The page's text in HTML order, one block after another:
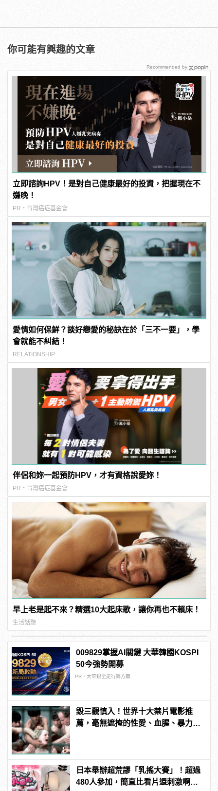
你可能有興趣的文章
立即諮詢HPV！是對自己健康最好的投資，把握現在不
嫌晚！
PR・台灣癌症基金會
愛情如何保鮮？談好戀愛的秘訣在於「三不一要」，學
會就能不糾結！
RELATIONSHIP
伴侶和妳一起預防HPV，才有資格說愛妳！
PR・台灣癌症基金會
早上老是起不來？精選10大起床歌，讓你再也不賴床！
生活話題
009829掌握AI關鍵 大華韓國KOSPI
50今強勢開募
PR・大華銀全能行銷方案
毀三觀慎入！世界十大禁片電影推
薦，毫無遮掩的性愛、血腥、暴力、
日本舉辦超荒謬「乳搖大賽」！超過
480人參加，簡直比看片還刺激啊！ |
Recommended by